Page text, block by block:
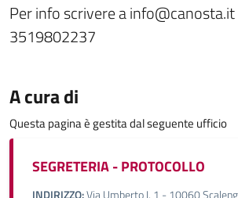
Per info scrivere a
3519802237
A cura di
Questa pagina è gestita dal seguente ufficio
SEGRETERIA - PROTOCOLLO